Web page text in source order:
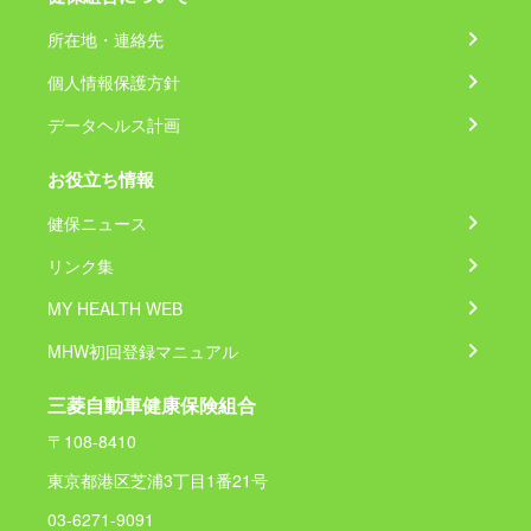
所在地・連絡先
個人情報保護方針
データヘルス計画
お役立ち情報
健保ニュース
リンク集
MY HEALTH WEB
MHW初回登録マニュアル
三菱自動車健康保険組合
〒108-8410
東京都港区芝浦3丁目1番21号
03-6271-9091